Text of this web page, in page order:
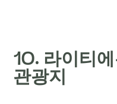
10. 라이티
관광지